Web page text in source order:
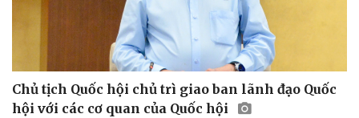
Thể thao
Ô tô - Xe máy
Chủ tịch Quốc hội chủ trì giao ban lãnh đạo Quốc
hội với các cơ quan của Quốc hội